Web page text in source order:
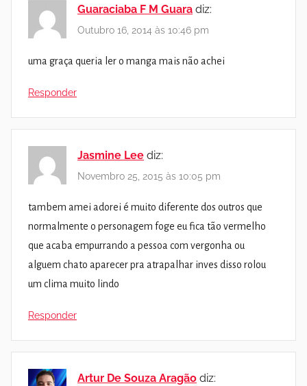
Guaraciaba F M Guara diz:
Outubro 16, 2014 às 10:46 pm
uma graça queria ler o manga mais não achei
Responder
Jasmine Lee diz:
Novembro 25, 2015 às 10:05 pm
tambem amei adorei é muito diferente dos outros que
normalmente o personagem foge eu fica tão vermelho
que acaba empurrando a pessoa com vergonha ou
alguem chato aparecer pra atrapalhar inves disso rolou
um clima muito lindo
Responder
Artur De Souza Aragão diz: